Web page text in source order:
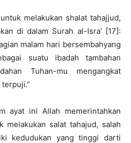
melakukan shalat tahajjud,
di dalam Surah al-Isra’ [17]:
malam hari bersembahyang
suatu ibadah tambahan
Tuhan-mu mengangkat
ayat ini Allah memerintahkan
melakukan salat tahajud, salah
kedudukan yang tinggi darti